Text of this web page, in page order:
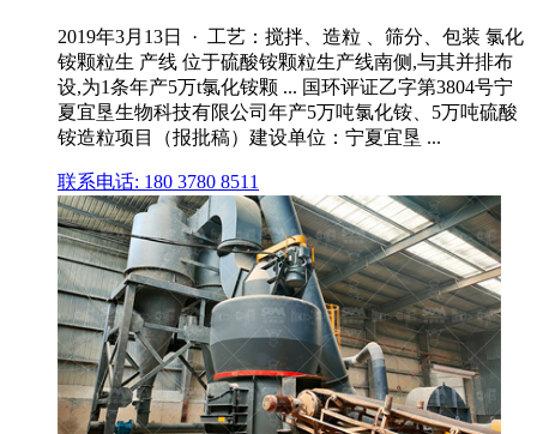
2019年3月13日 · 工艺：搅拌、造粒 、筛分、包装 氯化
铵颗粒生 产线 位于硫酸铵颗粒生产线南侧,与其并排布
设,为1条年产5万t氯化铵颗 ... 国环评证乙字第3804号宁
夏宜垦生物科技有限公司年产5万吨氯化铵、5万吨硫酸
铵造粒项目（报批稿）建设单位：宁夏宜垦 ...
联系电话: 180 3780 8511